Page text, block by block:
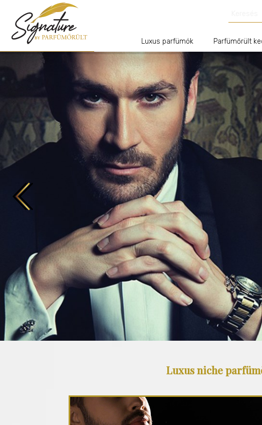
Luxus parfümök Parfümőrült
Luxus niche